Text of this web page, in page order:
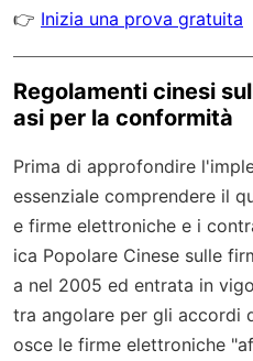
👉 Inizia una prova gratuita
Regolamenti cinesi
asi per la conformità
Prima di approfondire
essenziale comprendere il
e firme elettroniche e i
ica Popolare Cinese sulle
a nel 2005 ed entrata in
tra angolare per gli accordi
osce le firme elettroniche